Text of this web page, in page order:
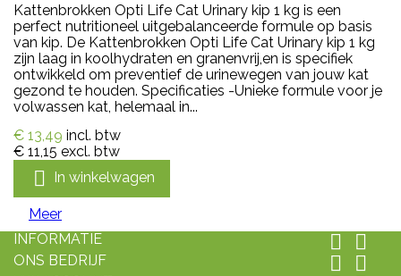
Kattenbrokken Opti Life Cat Urinary kip 1 kg is een
perfect nutritioneel uitgebalanceerde formule op basis
van kip. De Kattenbrokken Opti Life Cat Urinary kip 1 kg
zijn laag in koolhydraten en granenvrij,en is specifiek
ontwikkeld om preventief de urinewegen van jouw kat
gezond te houden. Specificaties -Unieke formule voor je
volwassen kat, helemaal in...
€ 13,49 incl. btw
€ 11,15 excl. btw
 In winkelwagen
Meer
INFORMATIE
 
ONS BEDRIJF  